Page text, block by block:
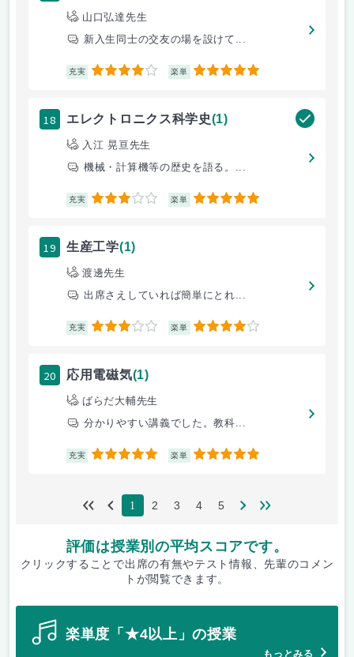
山口弘達先生
新入生同士の交友の場を設けて...
充実 4 楽単 5
18 エレクトロニクス科学史(1)
入江 晃亘先生
機械・計算機等の歴史を語る。...
充実 3 楽単 5
19 生産工学(1)
渡邊先生
出席さえしていれば簡単にとれ...
充実 3 楽単 4
20 応用電磁気(1)
ばらだ大輔先生
分かりやすい講義でした。教科...
充実 5 楽単 5
1 2 3 4 5
評価は授業別の平均スコアです。
クリックすることで出席の有無やテスト情報、先輩のコメン
トが閲覧できます。
楽単度「★4以上」の授業
もっとみる